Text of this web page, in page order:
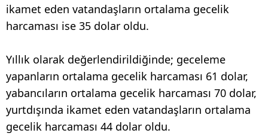
ikamet eden vatandaşların ortalama gecelik
harcaması ise 35 dolar oldu.
Yıllık olarak değerlendirildiğinde; geceleme
yapanların ortalama gecelik harcaması 61 dolar,
yabancıların ortalama gecelik harcaması 70 dolar,
yurtdışında ikamet eden vatandaşların ortalama
gecelik harcaması 44 dolar oldu.